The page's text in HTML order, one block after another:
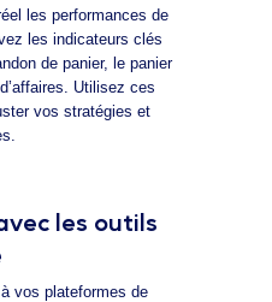
les performances de
les indicateurs clés
de panier, le panier
Utilisez ces
vos stratégies et
les outils
vos plateformes de